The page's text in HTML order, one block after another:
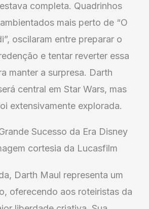
completa. Quadrinhos
mais perto de “O
oscilaram entre preparar o
e tentar reverter essa
manter a surpresa. Darth
central em Star Wars, mas
extensivamente explorada.
Sucesso da Era Disney
cortesia da Lucasfilm
Darth Maul representa um
oferecendo aos roteiristas da